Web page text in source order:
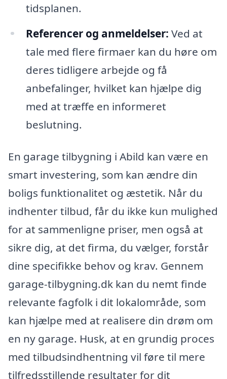
tidsplanen.
Referencer og anmeldelser: Ved at
tale med flere firmaer kan du høre om
deres tidligere arbejde og få
anbefalinger, hvilket kan hjælpe dig
med at træffe en informeret
beslutning.
En garage tilbygning i Abild kan være en
smart investering, som kan ændre din
boligs funktionalitet og æstetik. Når du
indhenter tilbud, får du ikke kun mulighed
for at sammenligne priser, men også at
sikre dig, at det firma, du vælger, forstår
dine specifikke behov og krav. Gennem
garage-tilbygning.dk kan du nemt finde
relevante fagfolk i dit lokalområde, som
kan hjælpe med at realisere din drøm om
en ny garage. Husk, at en grundig proces
med tilbudsindhentning vil føre til mere
tilfredsstillende resultater for dit